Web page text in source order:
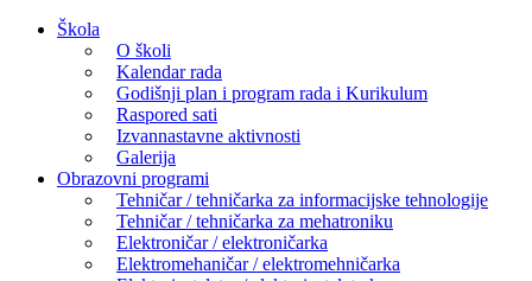
Skip
Škola
O školi
Kalendar rada
Godišnji plan i program rada i Kurikulum
Raspored sati
Izvannastavne aktivnosti
Galerija
Obrazovni programi
Tehničar / tehničarka za informacijske tehnologije
Tehničar / tehničarka za mehatroniku
Elektroničar / elektroničarka
Elektromehaničar / elektromehničarka